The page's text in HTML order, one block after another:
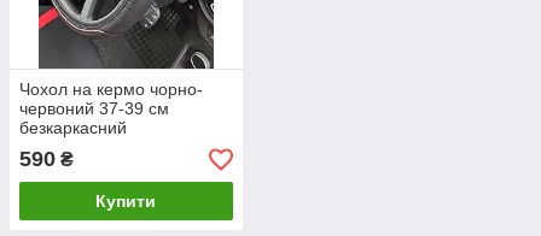
Чохол на кермо чорно-
червоний 37-39 см
безкаркасний
590 ₴
Купити